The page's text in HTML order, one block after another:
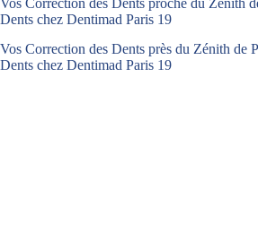
Vos Correction des Dents proche du Zénith
Dents chez Dentimad Paris 19
Vos Correction des Dents près du Zénith de
Dents chez Dentimad Paris 19